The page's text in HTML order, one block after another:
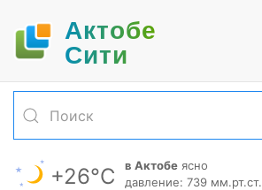
Актобе
Cити
+26°С в Актобе ясно
давление: 739 мм.рт.ст.